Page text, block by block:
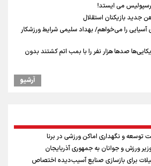
می ایستد!
جدید بازیکنان استقلال
را می‌خواهم/ بهداد سلیمی شرایط ورزشکار
صدها هزار نفر را با بمب اتم کشتند بدون
ایجاد یک سیستم ناوبری امن هستیم
ورزشی نویسان در روز خبرنگار : رسانه‌های خبری
اتفاقات بزرگی را رقم زدند
آرشیو
و نگهداری اماکن ورزشی در برنا
ورزش و جوانان به جمهوری آذربایجان
برای بازسازی صنایع آسیب‌دیده اختصاص